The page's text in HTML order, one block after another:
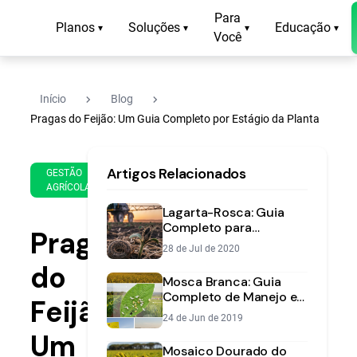
Planos ▾ Soluções ▾
Para
Você
▾ Educação ▾
Início navigate_next Blog navigate_next
Pragas do Feijão: Um Guia Completo por Estágio da Planta
GESTÃO
AGRÍCOLA
Jun
2020
min
leitura
Pragas
do
Feijão:
Um
Artigos Relacionados
Lagarta-Rosca: Guia
Completo para
Identificar e Controlar
esta Praga Silenciosa
28 de Jul de 2020
Mosca Branca: Guia
Completo de Manejo e
Controle | Aegro
24 de Jun de 2019
Mosaico Dourado do